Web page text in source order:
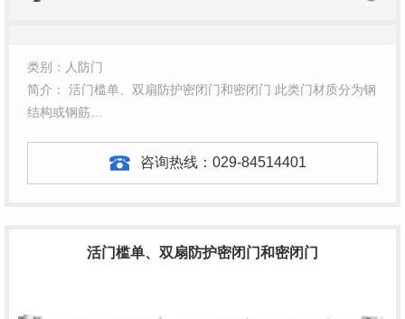
类别：人防门
简介： 活门槛单、双扇防护密闭门和密闭门 此类门材质分为钢
结构或钢筋…
咨询热线： 029-84514401
活门槛单、双扇防护密闭门和密闭门